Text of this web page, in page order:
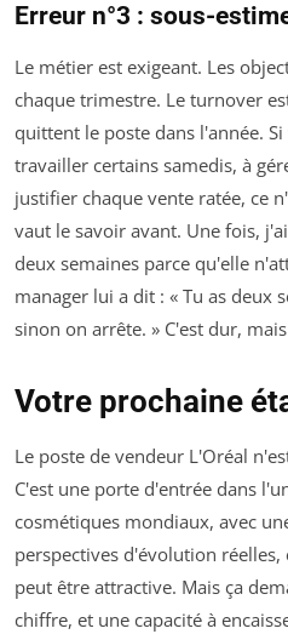
Erreur n°3 : sous-
Le métier est exigeant. Les
chaque trimestre. Le turnover
quittent le poste dans l'année.
travailler certains samedis, à
justifier chaque vente ratée, ce
vaut le savoir avant. Une fois,
deux semaines parce qu'elle
manager lui a dit : « Tu as deux
sinon on arrête. » C'est dur,
Votre prochaine
Le poste de vendeur L'Oréal
C'est une porte d'entrée dans
cosmétiques mondiaux, avec
perspectives d'évolution
peut être attractive. Mais ça
chiffre, et une capacité à